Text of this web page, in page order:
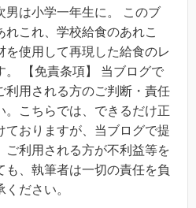
男は小学一年生に。 このブ
れこれ、学校給食のあれこ
を使用して再現した給食のレ
。 【免責条項】 当ブログで
利用される方のご判断・責任
。こちらでは、できるだけ正
ておりますが、当ブログで提
ご利用される方が不利益等を
も、執筆者は一切の責任を負
ださい。